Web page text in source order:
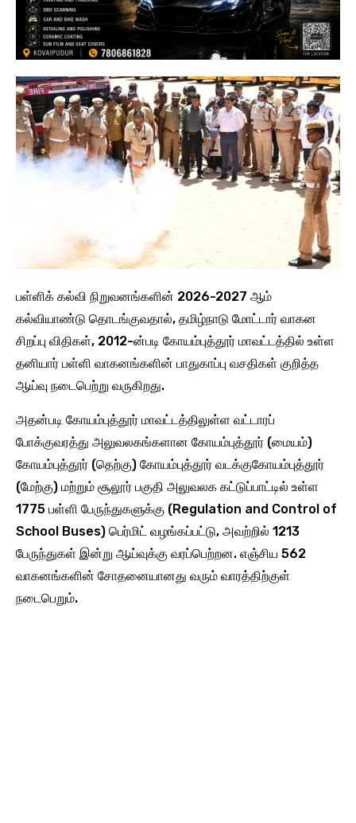
பள்ளிக் கல்வி நிறுவனங்களின் 2026-2027 ஆம்
கல்வியாண்டு தொடங்குவதால், தமிழ்நாடு மோட்டார் வாகன
சிறப்பு விதிகள், 2012-ன்படி கோயம்புத்தூர் மாவட்டத்தில் உள்ள
தனியார் பள்ளி வாகனங்களின் பாதுகாப்பு வசதிகள் குறித்த
ஆய்வு நடைபெற்று வருகிறது.
அதன்படி கோயம்புத்தூர் மாவட்டத்திலுள்ள வட்டாரப்
போக்குவரத்து அலுவலகங்களான கோயம்புத்தூர் (மையம்)
கோயம்புத்தூர் (தெற்கு) கோயம்புத்தூர் வடக்குகோயம்புத்தூர்
(மேற்கு) மற்றும் சூலூர் பகுதி அலுவலக கட்டுப்பாட்டில் உள்ள
1775 பள்ளி பேருந்துகளுக்கு (Regulation and Control of
School Buses) பெர்மிட் வழங்கப்பட்டு, அவற்றில் 1213
பேருந்துகள் இன்று ஆய்வுக்கு வரப்பெற்றன. எஞ்சிய 562
வாகனங்களின் சோதனையானது வரும் வாரத்திற்குள்
நடைபெறும்.